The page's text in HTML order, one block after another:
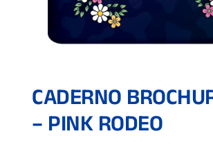
CADERNO
– PINK RODEO